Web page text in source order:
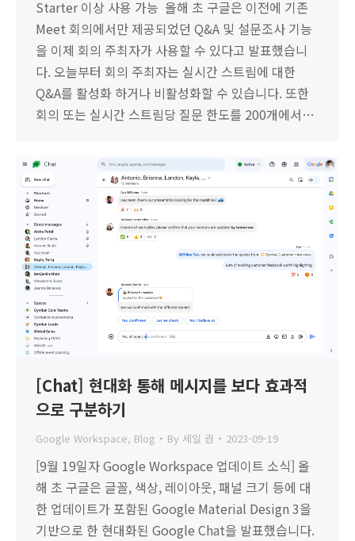
Starter 이상 사용 가능 올해 초 구글은 이전에 기존
Meet 회의에서만 제공되었던 Q&A 및 설문조사 기능
을 이제 회의 주최자가 사용할 수 있다고 발표했습니
다. 오늘부터 회의 주최자는 실시간 스트림에 대한
Q&A를 활성화 하거나 비활성화할 수 있습니다. 또한
회의 또는 실시간 스트림당 질문 한도를 200개에서…
[Chat] 현대화 통해 메시지를 보다 효과적
으로 구분하기
Google Workspace, Blog By 세일 권 2023-09-19
[9월 19일자 Google Workspace 업데이트 소식] 올
해 초 구글은 글꼴, 색상, 레이아웃, 패널 크기 등에 대
한 업데이트가 포함된 Google Material Design 3을
기반으로 한 현대화된 Google Chat을 발표했습니다.